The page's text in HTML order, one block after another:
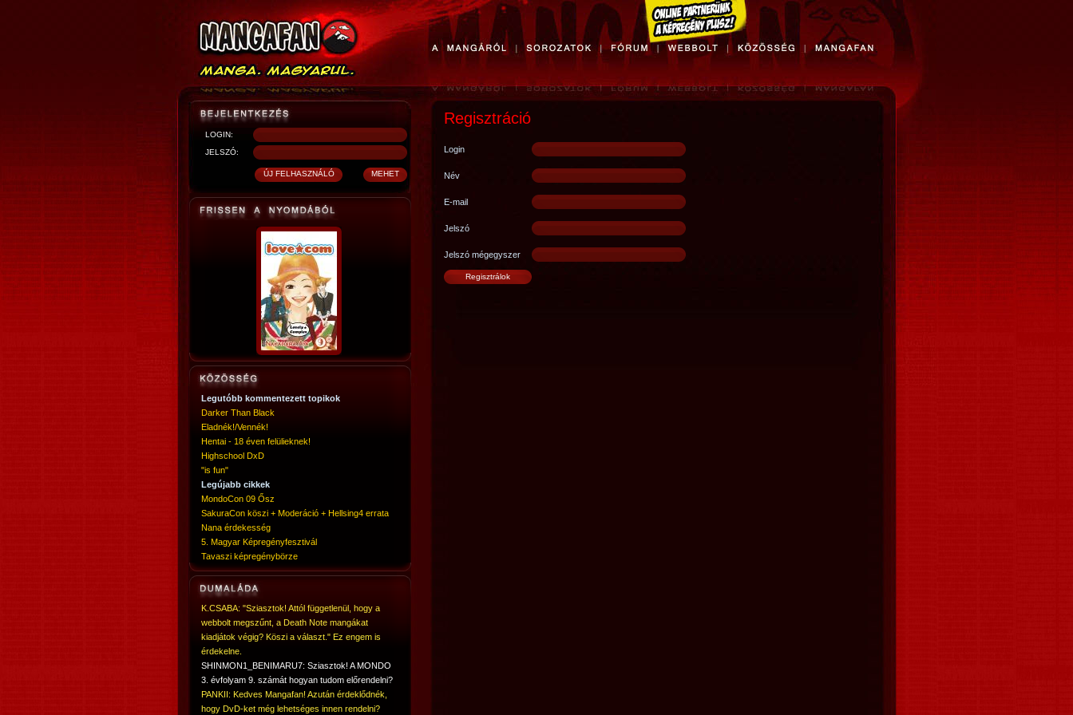
LOGIN:
JELSZÓ:
Legutóbb kommentezett topikok
Darker Than Black
Eladnék!/Vennék!
Hentai - 18 éven felülieknek!
Highschool DxD
"is fun"
Legújabb cikkek
MondoCon 09 Ősz
SakuraCon köszi + Moderáció + Hellsing4 errata
Nana érdekesség
5. Magyar Képregényfesztivál
Tavaszi képregénybörze
K.CSABA: "Sziasztok! Attól függetlenül, hogy a
webbolt megszűnt, a Death Note mangákat
kiadjátok végig? Köszi a választ." Ez engem is
érdekelne.
SHINMON1_BENIMARU7: Sziasztok! A MONDO
3. évfolyam 9. számát hogyan tudom előrendelni?
PANKII: Kedves Mangafan! Azután érdeklődnék,
hogy DvD-ket még lehetséges innen rendelni?
Regisztráció
Login
Név
E-mail
Jelszó
Jelszó mégegyszer